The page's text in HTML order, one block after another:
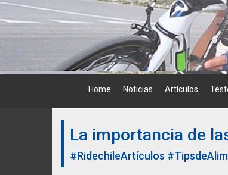
Skip
to
Home Noticias Artículos
La importancia de
#RidechileArtículos